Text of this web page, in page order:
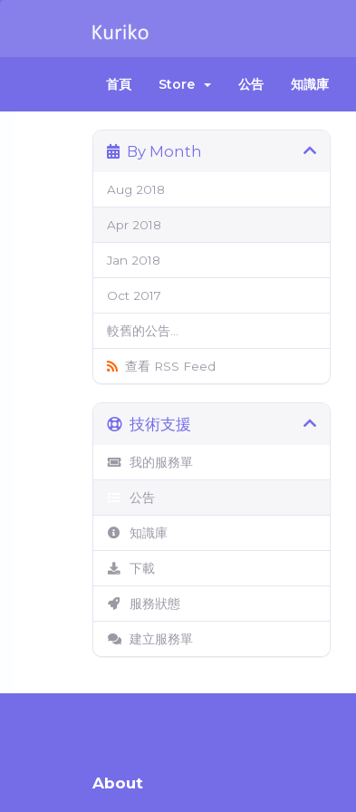
首頁 Store 公告 知識庫
By Month
Aug 2018
Apr 2018
Jan 2018
Oct 2017
較舊的公告...
查看 RSS Feed
技術支援
我的服務單
公告
知識庫
下載
服務狀態
建立服務單
About